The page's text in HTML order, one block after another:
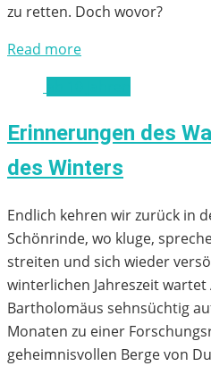
zu retten. Doch wovor?
Read more
Erinnerungen des
des Winters
Endlich kehren wir zurück in
Schönrinde, wo kluge,
streiten und sich wieder
winterlichen Jahreszeit wartet
Bartholomäus sehnsüchtig
Monaten zu einer
geheimnisvollen Berge von